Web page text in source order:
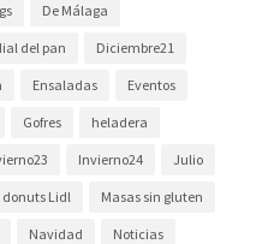
De Málaga
del pan Diciembre21
Ensaladas Eventos
Gofres heladera
Invierno24 Julio
Lidl Masas sin gluten
Navidad Noticias